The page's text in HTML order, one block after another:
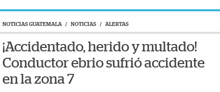
NOTICIAS GUATEMALA / NOTICIAS / ALERTAS
¡Accidentado, herido y multado!
Conductor ebrio sufrió accidente
en la zona 7